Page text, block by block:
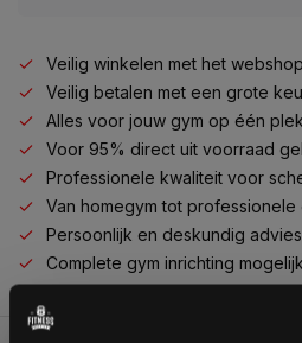
Veilig winkelen met het
Veilig betalen met een grote
Alles voor jouw gym op één plek
Voor 95% direct uit voorraad
Professionele kwaliteit voor
Van homegym tot professionele
Persoonlijk en deskundig
Complete gym inrichting mogelijk